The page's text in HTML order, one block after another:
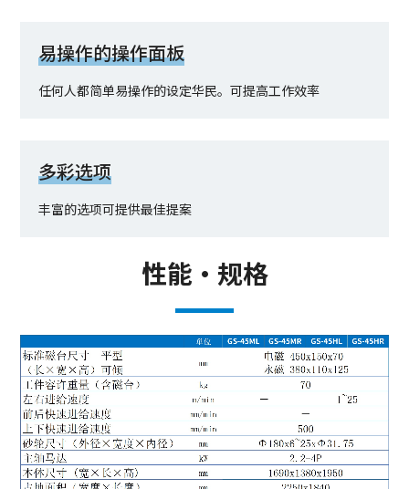
易操作的操作面板
任何人都简单易操作的设定华民。可提高工作效率
多彩选项
丰富的选项可提供最佳提案
性能·规格